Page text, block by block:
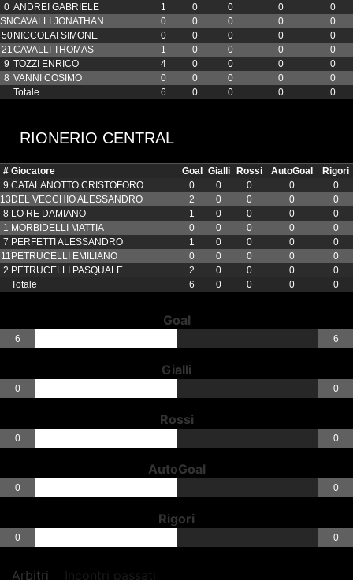
0 ANDREI GABRIELE 1 0 0 0
0
SNCAVALLI JONATHAN 0 0 0 0
0
50NICCOLAI SIMONE 0 0 0 0
0
21 CAVALLI THOMAS 1 0 0 0
0
9 TOZZI ENRICO 4 0 0 0
0
8 VANNI COSIMO 0 0 0 0
0
Totale
6 0 0 0 0
RIONERIO CENTRAL
# Giocatore Goal Gialli Rossi AutoGoal
Rigori
9 CATALANOTTO CRISTOFORO 0 0 0 0
0
13DEL VECCHIO ALESSANDRO 2 0 0 0
0
8 LO RE DAMIANO 1 0 0 0
0
1 MORBIDELLI MATTIA 0 0 0 0
0
7 PERFETTI ALESSANDRO 1 0 0 0
0
11 PETRUCELLI EMILIANO 0 0 0 0
0
2 PETRUCELLI PASQUALE 2 0 0 0
0
Totale
6 0 0 0 0
Goal
6 6
Gialli
0 0
Rossi
0 0
AutoGoal
0 0
Rigori
0 0
Arbitri Incontri passati